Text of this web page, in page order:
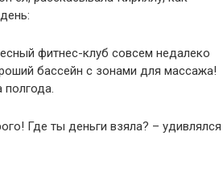
фитнес-клуб совсем недалеко
бассейн с зонами для массажа!
полгода.
Где ты деньги взяла? – удивлялся